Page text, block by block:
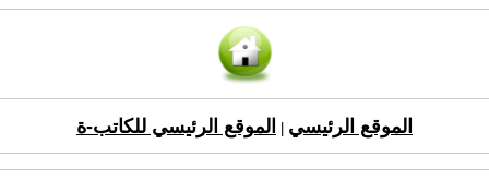
الموقع الرئيسي الموقع الرئيسي للكاتب-ة